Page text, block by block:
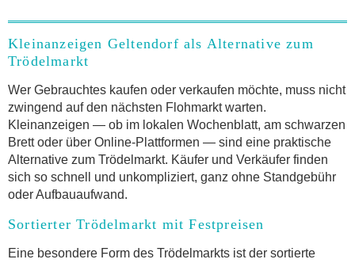
Kleinanzeigen Geltendorf als Alternative zum
Trödelmarkt
Wer Gebrauchtes kaufen oder verkaufen möchte, muss nicht
zwingend auf den nächsten Flohmarkt warten.
Kleinanzeigen — ob im lokalen Wochenblatt, am schwarzen
Brett oder über Online-Plattformen — sind eine praktische
Alternative zum Trödelmarkt. Käufer und Verkäufer finden
sich so schnell und unkompliziert, ganz ohne Standgebühr
oder Aufbauaufwand.
Sortierter Trödelmarkt mit Festpreisen
Eine besondere Form des Trödelmarkts ist der sortierte